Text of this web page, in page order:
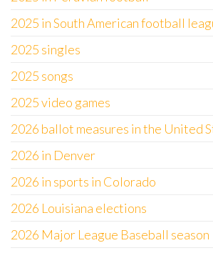
2025 in South American football
2025 singles
2025 songs
2025 video games
2026 ballot measures in the United
2026 in Denver
2026 in sports in Colorado
2026 Louisiana elections
2026 Major League Baseball season